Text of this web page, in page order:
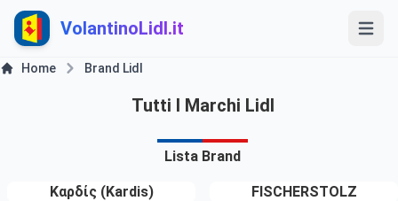
VolantinoLidl.it
Home Brand Lidl
Tutti I Marchi Lidl
Lista Brand
Καρδίς (Kardis) FISCHERSTOLZ